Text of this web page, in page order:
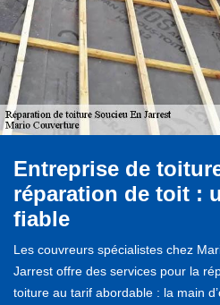
Entreprise de
réparation de toit :
fiable
Les couvreurs spécialistes chez
Jarrest offre des services pour la
toiture au tarif abordable : la main